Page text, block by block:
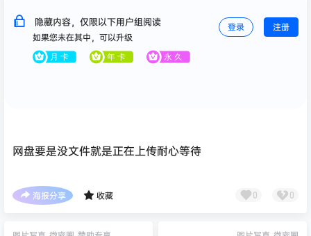
隐藏内容，仅限以下用户组阅读
如果您未在其中，可以升级
登录 注册
网盘要是没文件就是正在上传耐心等待
海报分享 收藏 0 0